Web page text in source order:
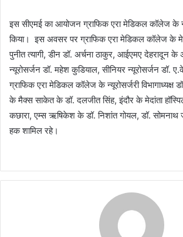
इस सीएमई का आयोजन ग्राफिक एरा मेडिकल कॉलेज के
किया। इस अवसर पर ग्राफिक एरा मेडिकल कॉलेज के
पुनीत त्यागी, डीन डॉ. अर्चना ठाकुर, आईएमए देहरादून के
न्यूरोसर्जन डॉ. महेश कुडियाल, सीनियर न्यूरोसर्जन डॉ.
ग्राफिक एरा मेडिकल कॉलेज के न्यूरोसर्जरी विभागाध्यक्ष
के मैक्स साकेत के डॉ. दलजीत सिंह, इंदौर के मेदांता
कछारा, एम्स ऋषिकेश के डॉ. निशांत गोयल, डॉ.
हक शामिल रहे।